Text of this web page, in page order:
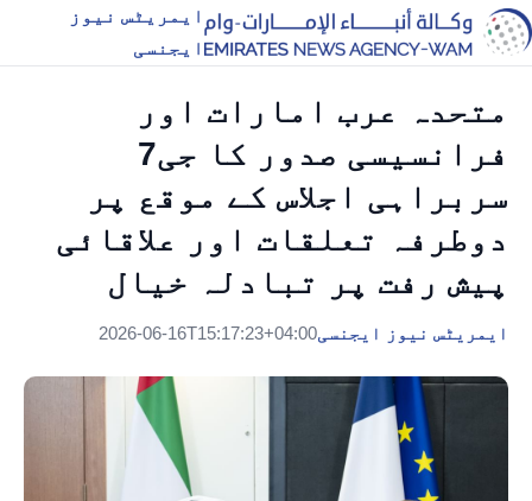
ایمریٹس نیوز
ایجنسی
متحدہ عرب امارات اور
فرانسیسی صدور کا جی7
سربراہی اجلاس کے موقع پر
دوطرفہ تعلقات اور علاقائی
پیش رفت پر تبادلہ خیال
ایمریٹس نیوز ایجنسی2026-06-16T15:17:23+04:00